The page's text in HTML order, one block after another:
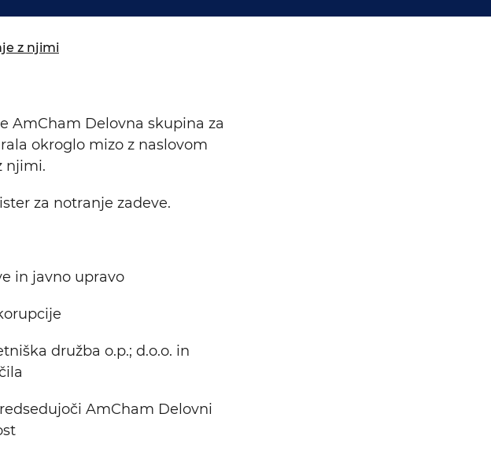
z njimi
AmCham Delovna skupina za
okroglo mizo z naslovom
njimi.
za notranje zadeve.
in javno upravo
družba o.p.; d.o.o. in
AmCham Delovni